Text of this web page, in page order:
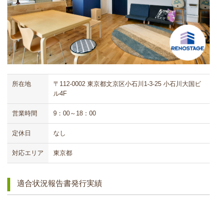
所在地
〒112-0002 東京都文京区小石川1-3-25 小石川大国ビ
ル4F
営業時間 9：00～18：00
定休日 なし
対応エリア 東京都
適合状況報告書発行実績